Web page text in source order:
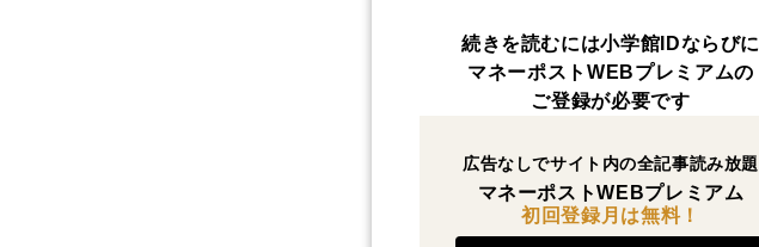
続きを読むには小学館IDならびに
マネーポストWEBプレミアムの
ご登録が必要です
広告なしでサイト内の全記事読み放題
マネーポストWEBプレミアム
初回登録月は無料！